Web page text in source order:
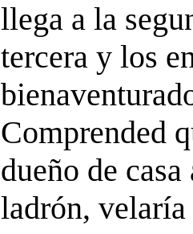
llega a la
tercera y los
Comprended
dueño de
ladrón,